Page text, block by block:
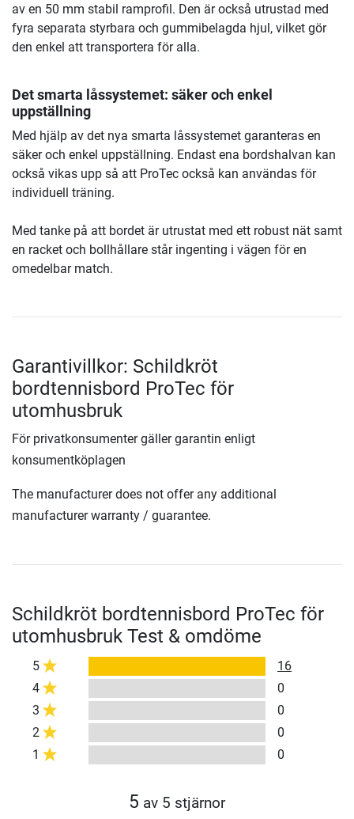
av en 50 mm stabil ramprofil. Den är också utrustad med
fyra separata styrbara och gummibelagda hjul, vilket gör
den enkel att transportera för alla.
Det smarta låssystemet: säker och enkel
uppställning
Med hjälp av det nya smarta låssystemet garanteras en
säker och enkel uppställning. Endast ena bordshalvan kan
också vikas upp så att ProTec också kan användas för
individuell träning.
Med tanke på att bordet är utrustat med ett robust nät samt
en racket och bollhållare står ingenting i vägen för en
omedelbar match.
Garantivillkor: Schildkröt
bordtennisbord ProTec för
utomhusbruk
För privatkonsumenter gäller garantin enligt
konsumentköplagen
The manufacturer does not offer any additional
manufacturer warranty / guarantee.
Schildkröt bordtennisbord ProTec för
utomhusbruk Test & omdöme
5
16
4
0
3
0
2
0
1
0
5 av 5 stjärnor